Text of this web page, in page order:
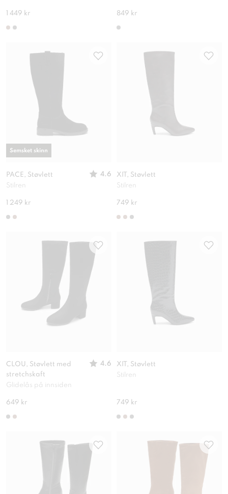
1 449 kr 849 kr
PACE, Støvlett
4.6
Stilren
1 249 kr
Semsket skinn
XIT, Støvlett
Stilren
749 kr
CLOU, Støvlett med
stretchskaft
4.6
Glidelås på innsiden
649 kr
XIT, Støvlett
Stilren
749 kr